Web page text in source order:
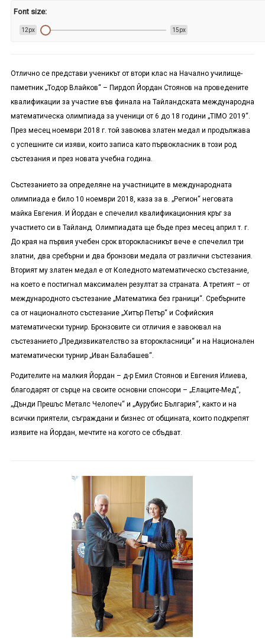
Font size:
12px 15px
Отлично се представи ученикът от втори клас на Начално училище-
паметник „Тодор Влайков“ – Пирдоп Йордан Стоянов на проведените
квалификации за участие във финала на Тайландската международна
математическа олимпиада за ученици от 6 до 18 години „ТIMO 2019“.
През месец ноември 2018 г. той завоюва златен медал и продължава
с успешните си изяви, които записа като първокласник в този род
състезания и през новата учебна година.
Състезанието за определяне на участниците в международната
олимпиада е било 10 ноември 2018, каза за в. „Регион“ неговата
майка Евгения. И Йордан е спечелил квалификационния кръг за
участието си в Тайланд. Олимпиадата ще бъде през месец април т. г.
До края на първия учебен срок второкласникът вече е спечелил три
златни, два сребърни и два бронзови медала от различни състезания.
Вторият му златен медал е от Коледното математическо състезание,
на което е постигнал максимален резултат за страната. А третият – от
международното състезание „Математика без граници“. Сребърните
са от националното състезание „Хитър Петър“ и Софийския
математически турнир. Бронзовите си отличия е завоювал на
състезанието „Предизвикателство за второкласници“ и на Национален
математически турнир „Иван Балабашев“.
Родителите на малкия Йордан – д-р Емил Стоянов и Евгения Илиева,
благодарят от сърце на своите основни спонсори – „Елаците-Мед“,
„Дънди Прешъс Металс Челопеч“ и „Аурубис България“, както и на
всички приятели, съграждани и бизнес от общината, които подкрепят
изявите на Йордан, мечтите на когото се сбъдват.